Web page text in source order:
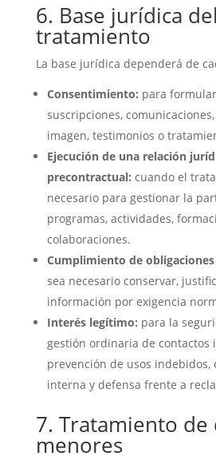
6. Base jurídica del
tratamiento
La base jurídica dependerá de
Consentimiento: para
suscripciones,
imagen, testimonios o
Ejecución de una relación
precontractual: cuando el
necesario para gestionar la
programas, actividades,
colaboraciones.
Cumplimiento de obligaciones
sea necesario conservar,
información por exigencia
Interés legítimo: para la
gestión ordinaria de contactos
prevención de usos indebidos,
interna y defensa frente a
7. Tratamiento de
menores